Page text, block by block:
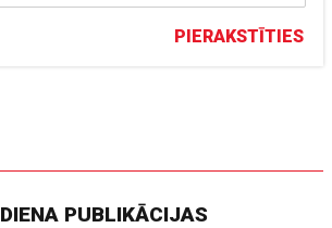
PIERAKSTĪTIES
PUBLIKĀCIJAS